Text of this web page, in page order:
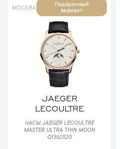
МОСКВА
Подарочный
вариант
JAEGER
LECOULTRE
ЧАСЫ JAEGER LECOULTRE
MASTER ULTRA THIN MOON
Q1362520